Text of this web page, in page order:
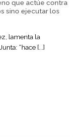
que actúe contra
sino ejecutar los
lamenta la
“hace [...]